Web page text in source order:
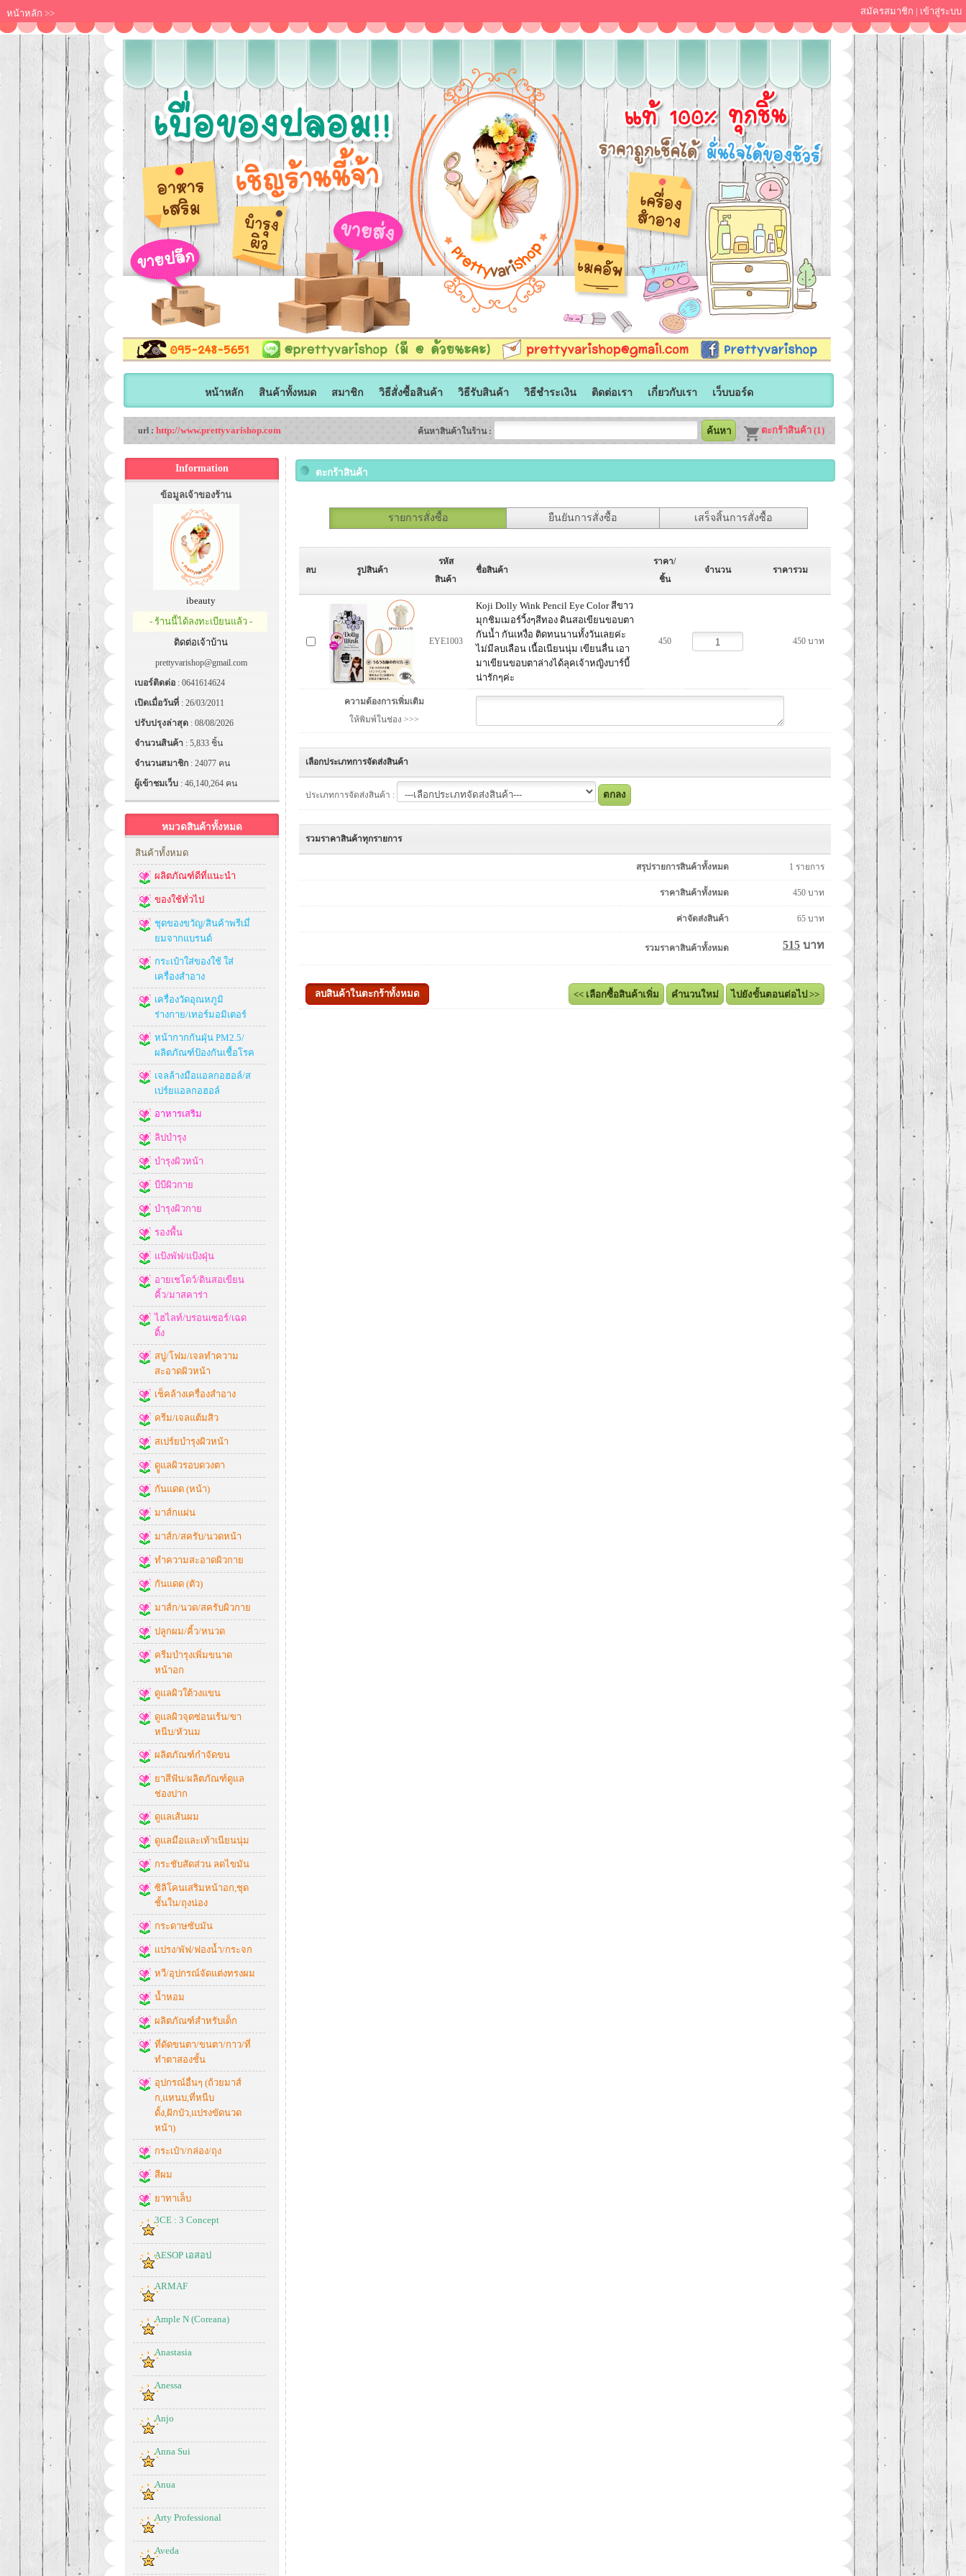
หน้าหลัก >> สมัครสมาชิก | เข้าสู่ระบบ
หน้าหลัก สินค้าทั้งหมด สมาชิก วิธีสั่งซื้อสินค้า วิธีรับสินค้า วิธีชำระเงิน ติดต่อเรา เกี่ยวกับเรา เว็บบอร์ด
ตะกร้าสินค้า (1)
url : http://www.prettyvarishop.com ค้นหาสินค้าในร้าน :
Information
ข้อมูลเจ้าของร้าน
ibeauty
- ร้านนี้ได้ลงทะเบียนแล้ว -
ติดต่อเจ้าบ้าน
prettyvarishop@gmail.com
เบอร์ติดต่อ : 0641614624
เปิดเมื่อวันที่ : 26/03/2011
ปรับปรุงล่าสุด : 08/08/2026
จำนวนสินค้า : 5,833 ชิ้น
จำนวนสมาชิก : 24077 คน
ผู้เข้าชมเว็บ : 46,140,264 คน
หมวดสินค้าทั้งหมด
สินค้าทั้งหมด
ผลิตภัณฑ์ดีที่แนะนำ
ของใช้ทั่วไป
ชุดของขวัญ/สินค้าพรีเมี่
ยมจากแบรนด์
กระเป๋าใส่ของใช้ ใส่
เครื่องสำอาง
เครื่องวัดอุณหภูมิ
ร่างกาย/เทอร์มอมิเตอร์
หน้ากากกันฝุ่น PM2.5/
ผลิตภัณฑ์ป้องกันเชื้อโรค
เจลล้างมือแอลกอฮอล์/ส
เปร์ยแอลกอฮอล์
อาหารเสริม
ลิปบำรุง
บำรุงผิวหน้า
บีบีผิวกาย
บำรุงผิวกาย
รองพื้น
แป้งพัฟ/แป้งฝุ่น
อายเชโดว์/ดินสอเขียน
คิ้ว/มาสคาร่า
ไฮไลท์/บรอนเซอร์/เฉด
ดิ้ง
สบู่/โฟม/เจลทำความ
สะอาดผิวหน้า
เช็คล้างเครื่องสำอาง
ครีม/เจลแต้มสิว
สเปร์ยบำรุงผิวหน้า
ดููแลผิวรอบดวงตา
กันแดด (หน้า)
มาส์กแผ่น
มาส์ก/สครับ/นวดหน้า
ทำความสะอาดผิวกาย
กันแดด (ตัว)
มาส์ก/นวด/สครับผิวกาย
ปลูกผม/คิ้ว/หนวด
ครีมบำรุงเพิ่มขนาด
หน้าอก
ดูแลผิวใต้วงแขน
ดูแลผิวจุดซ่อนเร้น/ขา
หนีบ/หัวนม
ผลิตภัณฑ์กำจัดขน
ยาสีฟัน/ผลิตภัณฑ์ดูแล
ช่องปาก
ดูแลเส้นผม
ดูแลมือและเท้าเนียนนุ่ม
กระชับสัดส่วน ลดไขมัน
ซิลิโคนเสริมหน้าอก,ชุด
ชั้นใน/ถุงน่อง
กระดาษซับมัน
แปรง/พัฟ/ฟองน้ำ/กระจก
หวี/อุปกรณ์จัดแต่งทรงผม
น้ำหอม
ผลิตภัณฑ์สำหรับเด็ก
ที่ดัดขนตา/ขนตา/กาว/ที่
ทำตาสองชั้น
อุปกรณ์อื่นๆ (ถ้วยมาส์
ก,แหนบ,ที่หนีบ
ดั้ง,ฝักบัว,แปรงขัดนวด
หน้า)
กระเป๋า/กล่อง/ถุง
สีผม
ยาทาเล็บ
3CE : 3 Concept
AESOP เอสอป
ARMAF
Ample N (Coreana)
Anastasia
Anessa
Anjo
Anna Sui
Anua
Arty Professional
Aveda
ตะกร้าสินค้า
รายการสั่งซื้อ ยืนยันการสั่งซื้อ เสร็จสิ้นการสั่งซื้อ
ลบ รูปสินค้า
รหัส
สินค้า
ชื่อสินค้า
ราคา/
ชิ้น
จำนวน ราคารวม
EYE1003
Koji Dolly Wink Pencil Eye Color สีขาว
มุกชิมเมอร์วิ้งๆสีทอง ดินสอเขียนขอบตา
กันน้ำ กันเหงื่อ ติดทนนานทั้งวันเลยค่ะ
ไม่มีลบเลือน เนื้อเนียนนุ่ม เขียนลื่น เอา
มาเขียนขอบตาล่างได้ลุคเจ้าหญิงบาร์บี้
น่ารักๆค่ะ
450 450 บาท
ความต้องการเพิ่มเติม
ให้พิมพ์ในช่อง >>>
เลือกประเภทการจัดส่งสินค้า
ประเภทการจัดส่งสินค้า :
รวมราคาสินค้าทุกรายการ
สรุปรายการสินค้าทั้งหมด 1 รายการ
ราคาสินค้าทั้งหมด 450 บาท
ค่าจัดส่งสินค้า 65 บาท
รวมราคาสินค้าทั้งหมด 515 บาท